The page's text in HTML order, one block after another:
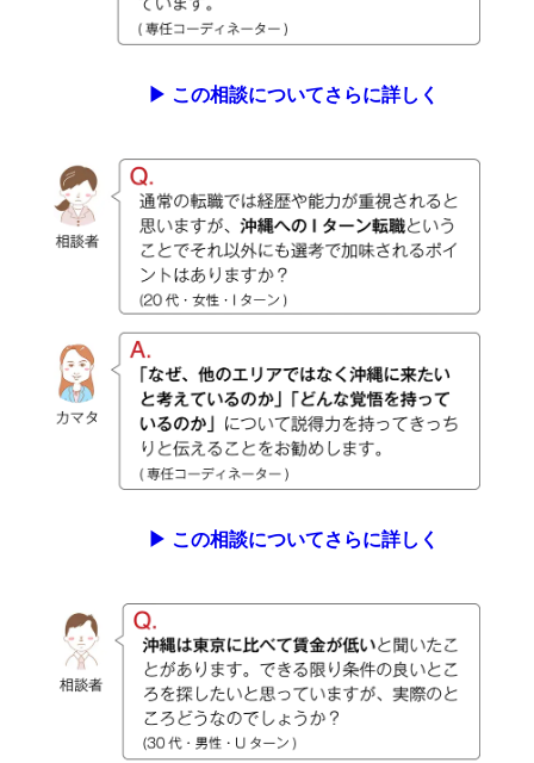
▶︎ この相談についてさらに詳しく
▶︎ この相談についてさらに詳しく